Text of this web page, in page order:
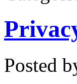
Posted